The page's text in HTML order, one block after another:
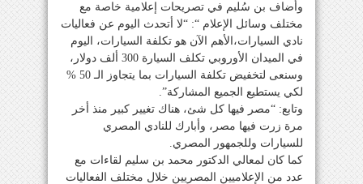
وأضاف بن سُليم في تصريحات إعلامية خاصة مع
مختلف وسائل الإعلام “: “لا أتحدث اليوم عن فعاليات
نادي السيارات،الأهم الآن هو تكلفة السيارات، اليوم
في الميدان الأوروبي تكلف السيارة 300 ألف دولار،
وسنعى لتخفيض تكلفة السيارات بما يتجاوز الـ 50 %
لكي يستطيع الجميع المشاركة”.
وتابع: “مصر فيها كل شئ، هناك تغيير كبير منذ أخر
مرة زرت فيها مصر، وأبارك للنادي المصري
للسيارات وللجمهور المصري.
كما كان لمعالي الدكتور محمد بن سليم لقاءات مع
عدد من الإعلاميين المصريين خلال مختلف الفعاليات